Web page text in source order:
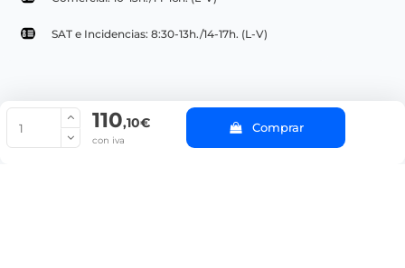
110,10€
con iva
Comprar
SAT e Incidencias: 8:30-13h./14-17h. (L-V)
© Copyright 2022 PepeBar.com |
Aviso legal y
Condiciones generales de compra |
Blog